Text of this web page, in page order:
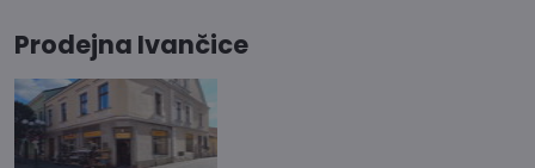
Prodejna Ivančice